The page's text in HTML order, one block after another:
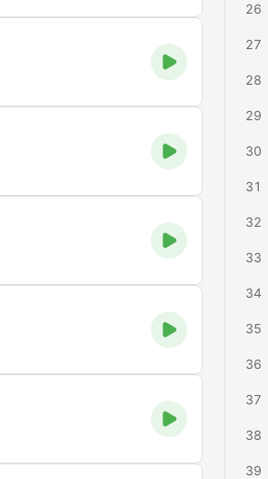
26
27
28
29
30
31
32
33
34
35
36
37
38
39